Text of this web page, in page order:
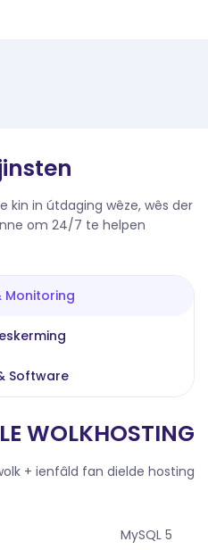
kin in útdaging wêze, wês der
om 24/7 te helpen.
Monitoring
Software
WOLKHOSTING
+ ienfâld fan dielde hosting
MySQL 5